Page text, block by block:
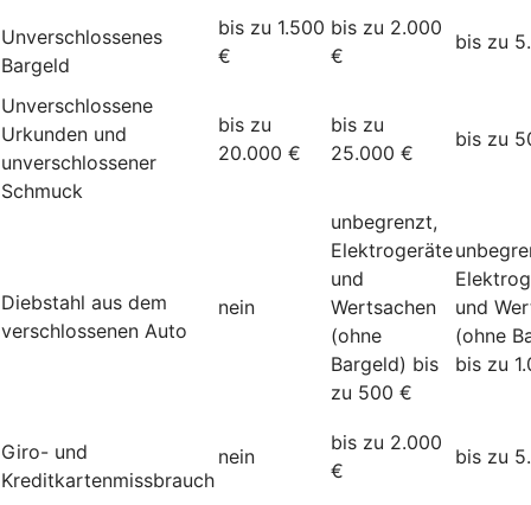
Unverschlossenes
Bargeld
bis zu 1.500
€
bis zu 2.000
€
bis zu
Unverschlossene
Urkunden und
unverschlossener
Schmuck
bis zu
20.000 €
bis zu
25.000 €
bis zu
Diebstahl aus dem
verschlossenen Auto
nein
unbegrenzt,
Elektrogeräte
und
Wertsachen
(ohne
Bargeld) bis
zu 500 €
und
(ohne
bis zu
Giro- und
Kreditkartenmissbrauch
nein
bis zu 2.000
€
bis zu